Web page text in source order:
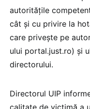
autoritățile
cât și cu privire la
care privește pe
ului portal.just.ro) și
directorului.
Directorul UIP
calitate de victimă a